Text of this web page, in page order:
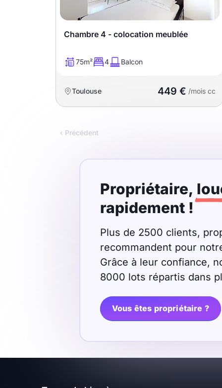
Chambre 4 - colocation meublée
75m² 4 Balcon
Toulouse 449 € /mois cc
‹ Précédent
Propriétaire,
rapidement !
Plus de 2500 clients,
recommandent pour
Grâce à leur confiance,
8000 lots répartis dans
Vous êtes propriétaire ?